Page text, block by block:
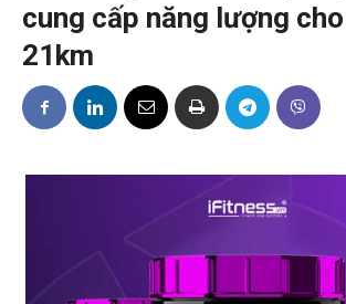
cung cấp năng lượng
21km